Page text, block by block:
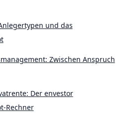
und das
Zwischen Anspruch
Der envestor
Rechner